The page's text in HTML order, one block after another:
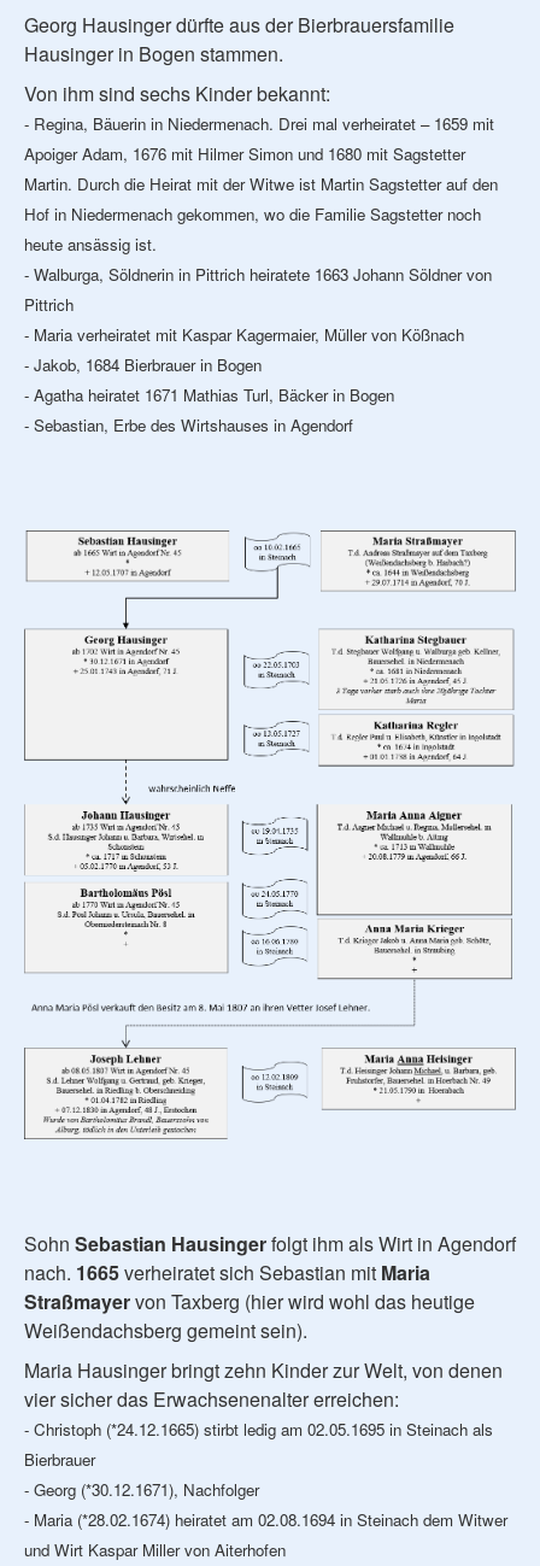
Georg Hausinger dürfte aus der Bierbrauersfamilie
Hausinger in Bogen stammen.
Von ihm sind sechs Kinder bekannt:
- Regina, Bäuerin in Niedermenach. Drei mal verheiratet – 1659 mit
Apoiger Adam, 1676 mit Hilmer Simon und 1680 mit Sagstetter
Martin. Durch die Heirat mit der Witwe ist Martin Sagstetter auf den
Hof in Niedermenach gekommen, wo die Familie Sagstetter noch
heute ansässig ist.
- Walburga, Söldnerin in Pittrich heiratete 1663 Johann Söldner von
Pittrich
- Maria verheiratet mit Kaspar Kagermaier, Müller von Kößnach
- Jakob, 1684 Bierbrauer in Bogen
- Agatha heiratet 1671 Mathias Turl, Bäcker in Bogen
- Sebastian, Erbe des Wirtshauses in Agendorf
Sohn Sebastian Hausingerfolgt ihm als Wirt in Agendorf
nach. 1665verheiratet sich Sebastian mit Maria
Straßmayervon Taxberg (hier wird wohl das heutige
Weißendachsberg gemeint sein).
Maria Hausinger bringt zehn Kinder zur Welt, von denen
vier sicher das Erwachsenenalter erreichen:
- Christoph (*24.12.1665) stirbt ledig am 02.05.1695 in Steinach als
Bierbrauer
- Georg (*30.12.1671), Nachfolger
- Maria (*28.02.1674) heiratet am 02.08.1694 in Steinach dem Witwer
und Wirt Kaspar Miller von Aiterhofen